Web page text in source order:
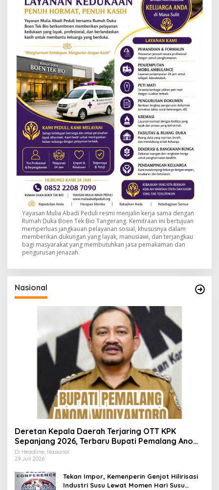
Yayasan Mulia Abadi Peduli resmi menjalin kerja sama dengan
Rumah Duka Boen Tek Bio Tangerang. Kemitraan ini bertujuan
memperluas jangkauan pelayanan sosial, khususnya dalam
memberikan dukungan yang layak, manusiawi, dan terjangkau
bagi masyarakat yang membutuhkan jasa pemakaman dan
pengurusan jenazah.
Nasional
Deretan Kepala Daerah Terjaring OTT KPK
Sepanjang 2026, Terbaru Bupati Pemalang Anom
Widiyantoro
Di Headline, Nasional
29 Juli 2026
Tekan Impor, Kemenperin Genjot Hilirisasi
Industri Susu Lewat Momen Hari Susu